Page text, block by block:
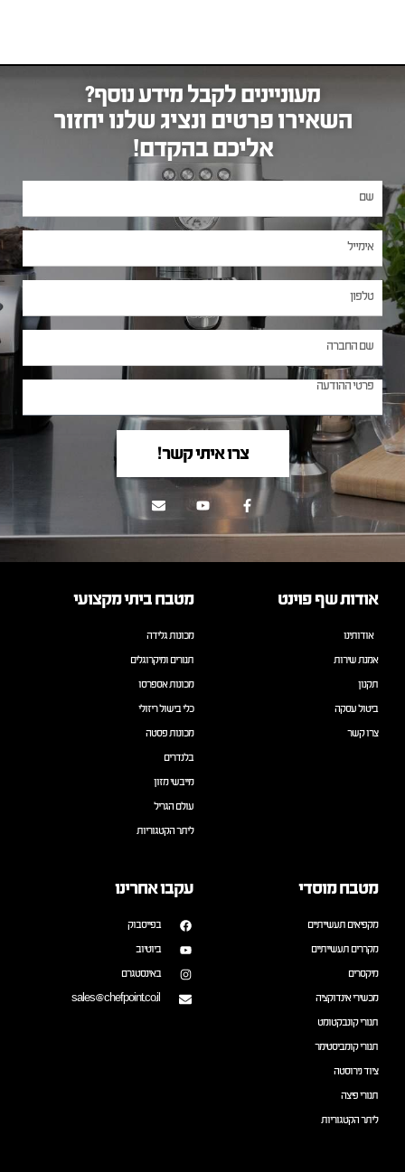
מעוניינים לקבל מידע נוסף?
השאירו פרטים ונציג שלנו יחזור
אליכם בהקדם!
צרו איתי קשר!
אודות שף פוינט
אודותינו
אמנת שירות
תקנון
ביטול עסקה
צרו קשר
מטבח ביתי מקצועי
מכונות גלידה
תנורים ומיקרוגלים
מכונות אספרסו
כלי בישול ריזולי
מכונות פסטה
בלנדרים
מייבשי מזון
עולם הגריל
ליתר הקטגוריות
מטבח מוסדי
מקפיאים תעשייתיים
מקררים תעשייתיים
מיקסרים
מכשירי אינדוקציה
תנורי קונבקטומט
תנורי קומביסטימר
ציוד נירוסטה
תנורי פיצה
ליתר הקטגוריות
עקבו אחרינו
בפייסבוק
ביוטיוב
באינסטגרם
sales@chefpoint.co.il